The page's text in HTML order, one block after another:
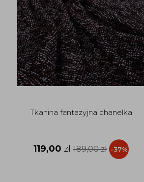
Tkanina fantazyjna chanelka
119,00 zł 189,00zł -37%